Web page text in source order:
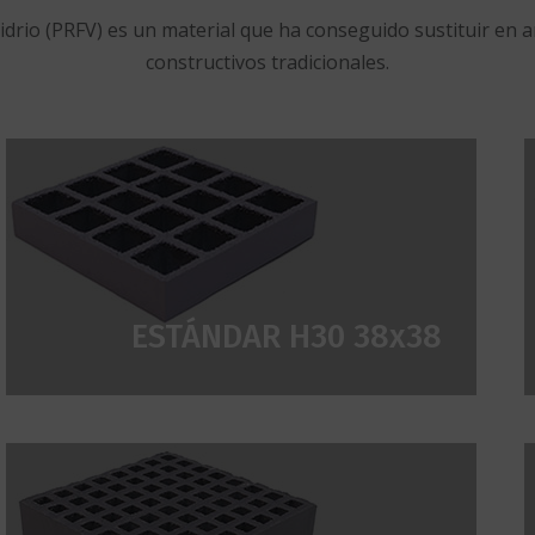
(PRFV) es un material que ha conseguido sustituir en
constructivos tradicionales.
ESTÁNDAR H30 38x38